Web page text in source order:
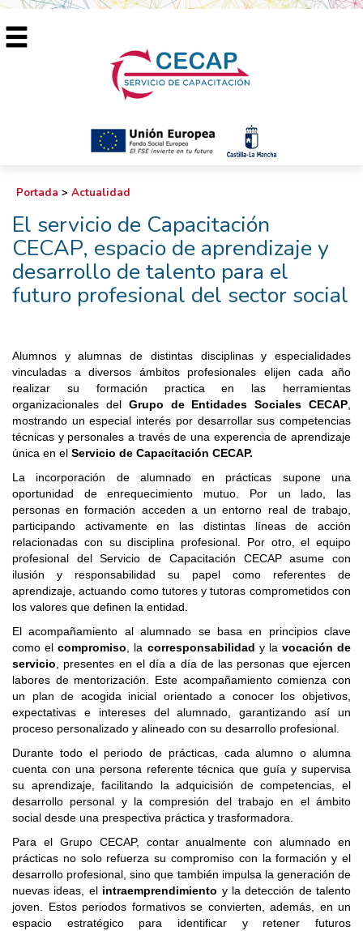
Portada > Actualidad
El servicio de Capacitación
CECAP, espacio de aprendizaje y
desarrollo de talento para el
futuro profesional del sector social
Alumnos y alumnas de distintas disciplinas y especialidades
vinculadas a diversos ámbitos profesionales elijen cada año
realizar su formación practica en las herramientas
organizacionales del Grupo de Entidades Sociales CECAP
mostrando un especial interés por desarrollar sus competencias
técnicas y personales a través de una experencia de aprendizaje
única en el Servicio de Capacitación CECAP.
La incorporación de alumnado en prácticas supone una
oportunidad de enrequecimiento mutuo. Por un lado, las
personas en formación acceden a un entorno real de trabajo,
participando activamente en las distintas líneas de acción
relacionadas con su disciplina profesional. Por otro, el equipo
profesional del Servicio de Capacitación CECAP asume con
ilusión y responsabilidad su papel como referentes de
aprendizaje, actuando como tutores y tutoras comprometidos con
los valores que definen la entidad.
El acompañamiento al alumnado se basa en principios clave
como elcompromiso , la corresponsabilidad y la vocación de
servicio , presentes en el día a día de las personas que ejercen
labores de mentorización. Este acompañamiento comienza con
un plan de acogida inicial orientado a conocer los objetivos,
expectativas e intereses del alumnado, garantizando así un
proceso personalizado y alineado con su desarrollo profesional.
Durante todo el periodo de prácticas, cada alumno o alumna
cuenta con una persona referente técnica que guía y supervisa
su aprendizaje, facilitando la adquicisión de competencias, el
desarrollo personal y la compresión del trabajo en el ámbito
social desde una prespectiva práctica y trasformadora.
Para el Grupo CECAP, contar anualmente con alumnado en
prácticas no solo refuerza su compromiso con la formación y el
desarrollo profesional, sino que también impulsa la generación de
nuevas ideas, el intraemprendimiento y la detección de talento
joven. Estos periodos formativos se convierten, además, en un
espacio estratégico para identificar y retener futuros